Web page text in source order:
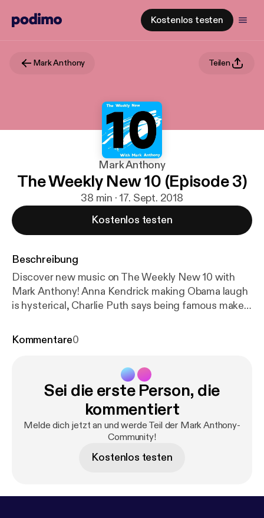
Kostenlos testen
Mark Anthony Teilen
Mark Anthony
The Weekly New 10 (Episode 3)
38 min · 17. Sept. 2018
Kostenlos testen
Beschreibung
Discover new music on The Weekly New 10 with
Mark Anthony! Anna Kendrick making Obama laugh
is hysterical, Charlie Puth says being famous makes
about Justin Bieber's most recent press cycle.
Kommentare0
Sei die erste Person, die
kommentiert
Melde dich jetzt an und werde Teil der Mark Anthony-
Community!
Kostenlos testen